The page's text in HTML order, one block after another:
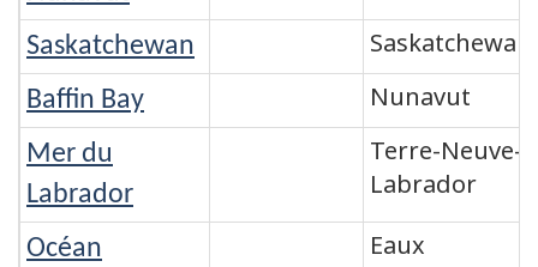
Saskatchewan Saskatchewan
Baffin Bay Nunavut
Mer du
Labrador
Terre-Neuve-
Labrador
Océan
Eaux